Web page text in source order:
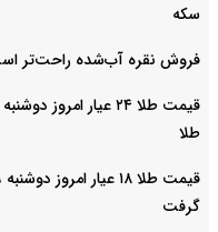
سکه
فروش نقره آب‌شده راحت‌تر
طلا
گرفت